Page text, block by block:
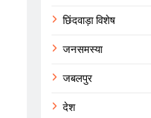
छिंदवाड़ा विशेष
जनसमस्या
जबलपुर
देश